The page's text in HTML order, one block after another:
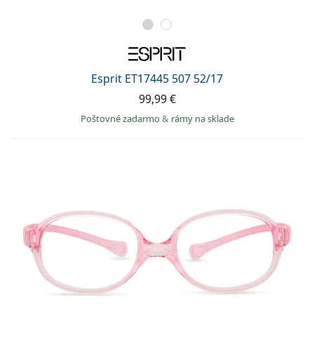
Esprit ET17445 507 52/17
99,99 €
Poštovné zadarmo& rámy na sklade